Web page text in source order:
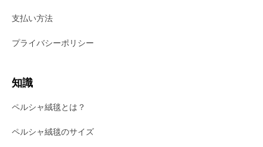
支払い方法
プライバシーポリシー
知識
ペルシャ絨毯とは？
ペルシャ絨毯のサイズ